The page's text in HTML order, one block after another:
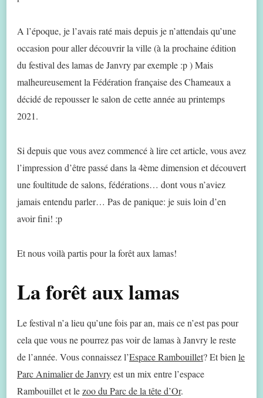
A l’époque, je l’avais raté mais depuis je n’attendais qu’une
occasion pour aller découvrir la ville (à la prochaine édition
du festival des lamas de Janvry par exemple :p ) Mais
malheureusement la Fédération française des Chameaux a
décidé de repousser le salon de cette année au printemps
2021.
Si depuis que vous avez commencé à lire cet article, vous avez
l’impression d’être passé dans la 4ème dimension et découvert
une foultitude de salons, fédérations… dont vous n’aviez
jamais entendu parler… Pas de panique: je suis loin d’en
avoir fini! :p
Et nous voilà partis pour la forêt aux lamas!
La forêt aux lamas
Le festival n’a lieu qu’une fois par an, mais ce n’est pas pour
cela que vous ne pourrez pas voir de lamas à Janvry le reste
de l’année. Vous connaissez l’Espace Rambouillet? Et bienle
Parc Animalier de Janvryest un mix entre l’espace
Rambouillet et lezoo du Parc de la tête d’Or.